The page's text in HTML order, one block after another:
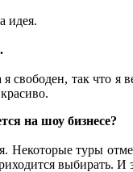
идея.
свободен, так что
на шоу бизнесе?
Некоторые туры
выбирать.